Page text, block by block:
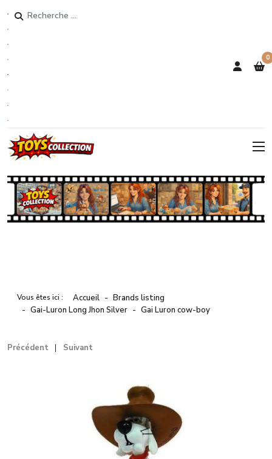
Rechercher
0
Vous êtes ici : Accueil
Brands listing
Gai-Luron Long Jhon Silver
Gai Luron cow-boy
Précédent Suivant